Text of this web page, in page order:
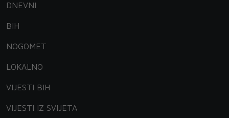
DNEVNI
BIH
NOGOMET
LOKALNO
VIJESTI BIH
VIJESTI IZ SVIJETA